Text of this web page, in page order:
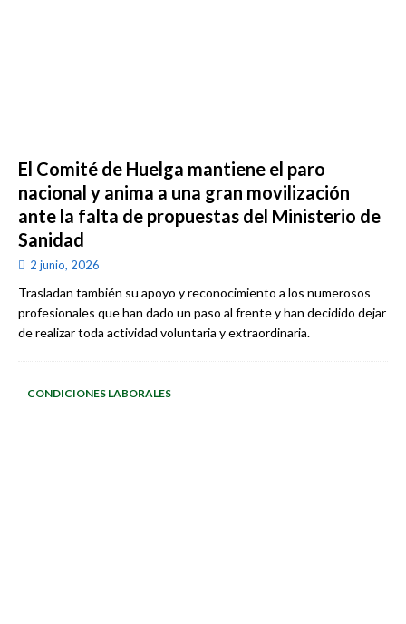
El Comité de Huelga mantiene el paro
nacional y anima a una gran movilización
ante la falta de propuestas del Ministerio de
Sanidad
2 junio, 2026
Trasladan también su apoyo y reconocimiento a los numerosos
profesionales que han dado un paso al frente y han decidido dejar
de realizar toda actividad voluntaria y extraordinaria.
CONDICIONES LABORALES